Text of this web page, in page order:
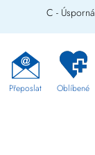
C - Úsporná
Přeposlat Oblíbené